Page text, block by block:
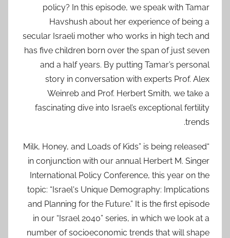
policy? In this episode, we speak with Tamar
Havshush about her experience of being a
secular Israeli mother who works in high tech and
has five children born over the span of just seven
and a half years. By putting Tamar’s personal
story in conversation with experts Prof. Alex
Weinreb and Prof. Herbert Smith, we take a
fascinating dive into Israel’s exceptional fertility
trends.
“Milk, Honey, and Loads of Kids” is being released
in conjunction with our annual Herbert M. Singer
International Policy Conference, this year on the
topic: “Israel's Unique Demography: Implications
and Planning for the Future.” It is the first episode
in our “Israel 2040” series, in which we look at a
number of socioeconomic trends that will shape